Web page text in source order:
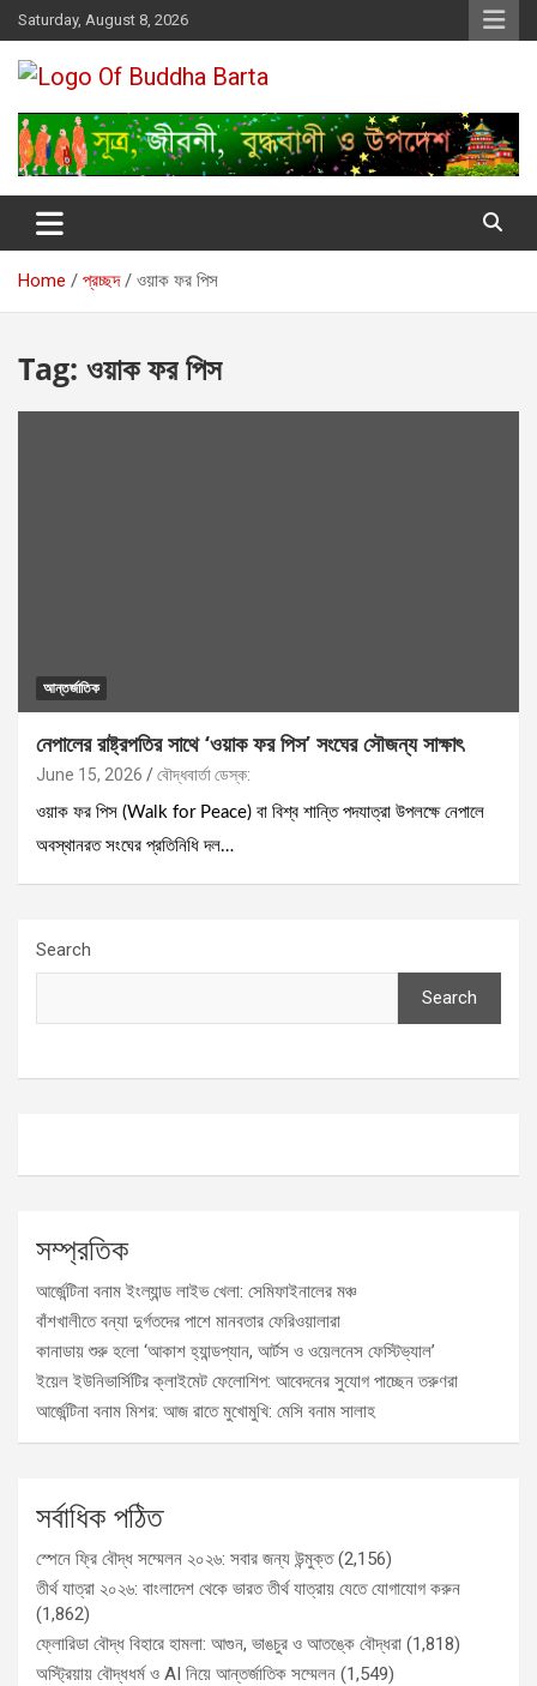
Skip
to
content
Saturday, August 8, 2026
Buddha Barta
Home প্রচ্ছদ ওয়াক ফর পিস
Tag: ওয়াক ফর পিস
আন্তর্জাতিক
নেপালের রাষ্ট্রপতির সাথে ‘ওয়াক ফর পিস’ সংঘের সৌজন্য সাক্ষাৎ
June 15, 2026 বৌদ্ধবার্তা ডেস্ক:
ওয়াক ফর পিস (Walk for Peace) বা বিশ্ব শান্তি পদযাত্রা উপলক্ষে নেপালে
অবস্থানরত সংঘের প্রতিনিধি দল…
Search
Search
সম্প্রতিক
আর্জেন্টিনা বনাম ইংল্যান্ড লাইভ খেলা: সেমিফাইনালের মঞ্চ
বাঁশখালীতে বন্যা দুর্গতদের পাশে মানবতার ফেরিওয়ালারা
কানাডায় শুরু হলো ‘আকাশ হ্যান্ডপ্যান, আর্টস ও ওয়েলনেস ফেস্টিভ্যাল’
ইয়েল ইউনিভার্সিটির ক্লাইমেট ফেলোশিপ: আবেদনের সুযোগ পাচ্ছেন তরুণরা
আর্জেন্টিনা বনাম মিশর: আজ রাতে মুখোমুখি: মেসি বনাম সালাহ
সর্বাধিক পঠিত
স্পেনে ফ্রি বৌদ্ধ সম্মেলন ২০২৬: সবার জন্য উন্মুক্ত (2,156)
তীর্থ যাত্রা ২০২৬: বাংলাদেশ থেকে ভারত তীর্থ যাত্রায় যেতে যোগাযোগ করুন
(1,862)
ফ্লোরিডা বৌদ্ধ বিহারে হামলা: আগুন, ভাঙচুর ও আতঙ্কে বৌদ্ধরা (1,818)
অস্ট্রিয়ায় বৌদ্ধধর্ম ও AI নিয়ে আন্তর্জাতিক সম্মেলন (1,549)